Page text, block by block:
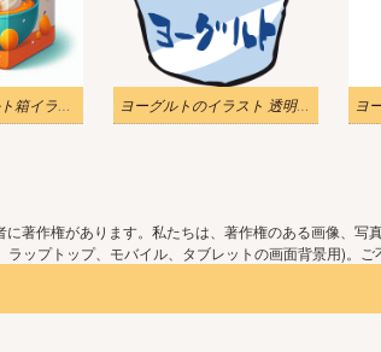
マンゴーヨーグルト箱イラスト無料 ヨーグルトのイラスト 透明をダウンロード
著作権があります。私たちは、著作権のある画像、
プトップ、モバイル、タブレットの画面背景用)。ご